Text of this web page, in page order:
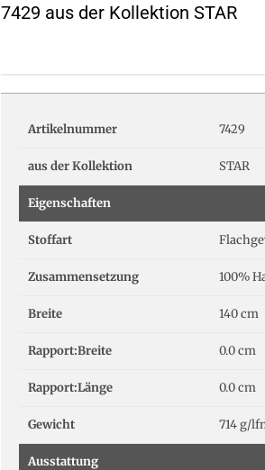
7429 aus der Kollektion STAR
Artikelnummer 7429
aus der Kollektion STAR
Eigenschaften
Stoffart
Zusammensetzung 100%
Breite 140 cm
Rapport:Breite 0.0 cm
Rapport:Länge 0.0 cm
Gewicht 714 g/
Ausstattung